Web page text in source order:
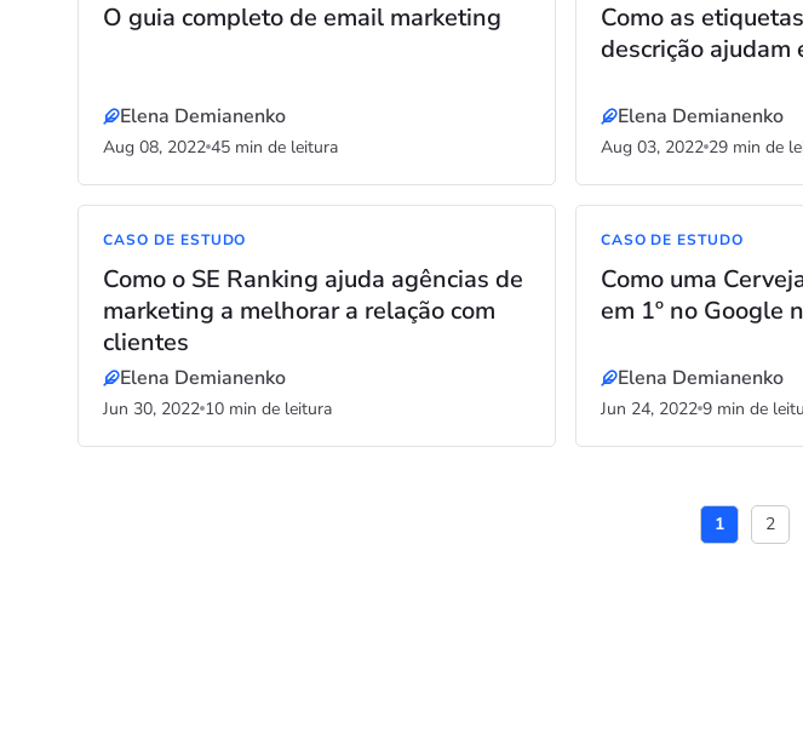
O guia completo de email marketing
Elena Demianenko
Aug 08, 2022 45 min de leitura
Como as
descrição ajudam
Elena Demianenko
Aug 03, 2022 29 min de
CASO DE ESTUDO
Como o SE Ranking ajuda agências de
marketing a melhorar a relação com
clientes
Elena Demianenko
Jun 30, 2022 10 min de leitura
CASO DE ESTUDO
Como uma
em 1º no Google
Elena Demianenko
Jun 24, 2022 9 min de
1 2